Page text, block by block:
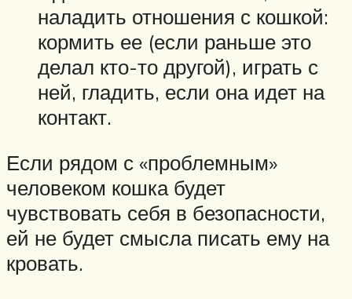
наладить отношения с кошкой:
кормить ее (если раньше это
делал кто-то другой), играть с
ней, гладить, если она идет на
контакт.
Если рядом с «проблемным»
человеком кошка будет
чувствовать себя в безопасности,
ей не будет смысла писать ему на
кровать.